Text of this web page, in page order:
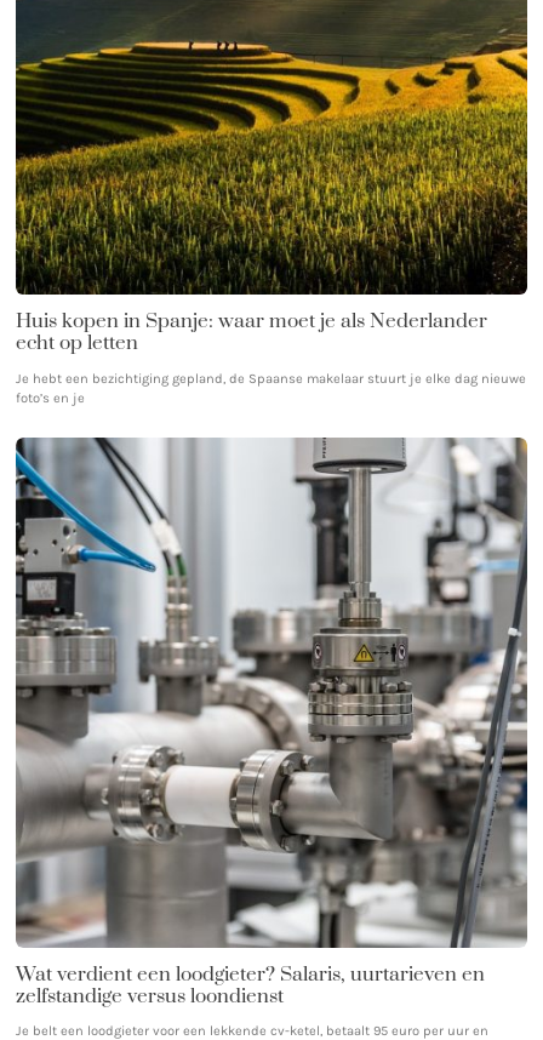
Huis kopen in Spanje: waar moet je als Nederlander
echt op letten
Je hebt een bezichtiging gepland, de Spaanse makelaar stuurt je elke dag nieuwe
foto’s en je
Wat verdient een loodgieter? Salaris, uurtarieven en
zelfstandige versus loondienst
Je belt een loodgieter voor een lekkende cv-ketel, betaalt 95 euro per uur en